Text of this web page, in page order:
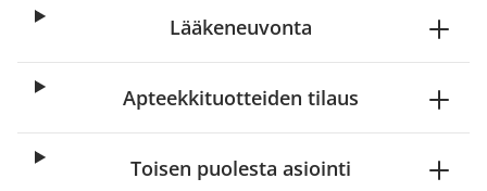
Lääkeneuvonta
Apteekkituotteiden tilaus
Toisen puolesta asiointi